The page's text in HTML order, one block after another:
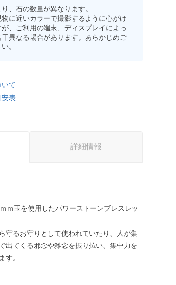
、石の数量が異なります。
物に近いカラーで撮影するように心がけ
が、ご利用の端末、ディスプレイによっ
干異なる場合があります。あらかじめご
。
いて
安表
詳細情報
ｍ玉を使用したパワーストーンブレスレッ
守るお守りとして使われていたり、人が集
出てくる邪念や雑念を振り払い、集中力を
す。